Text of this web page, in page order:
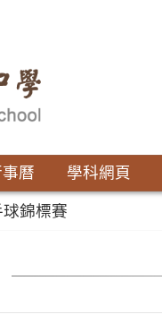
曆 學科網頁
錦標賽